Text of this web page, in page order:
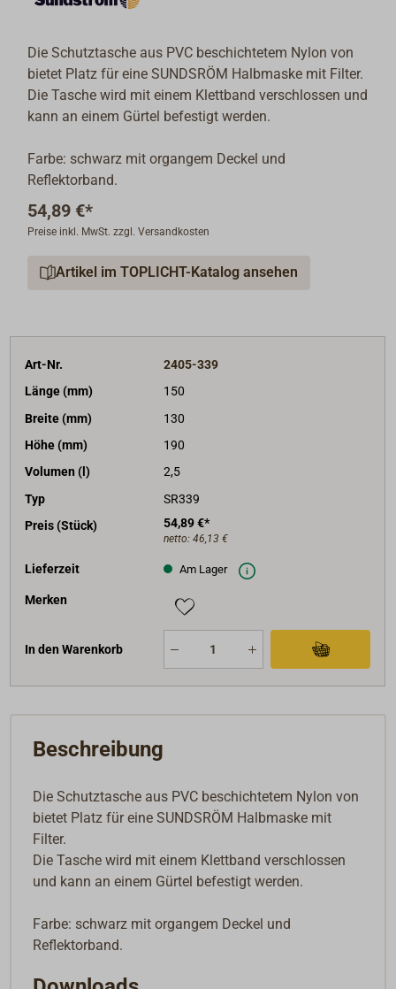
Die Schutztasche aus PVC beschichtetem Nylon von
bietet Platz für eine SUNDSRÖM Halbmaske mit Filter.
Die Tasche wird mit einem Klettband verschlossen und
kann an einem Gürtel befestigt werden.
Farbe: schwarz mit organgem Deckel und
Reflektorband.
54,89 €*
Preise inkl. MwSt. zzgl. Versandkosten
Artikel im TOPLICHT-Katalog ansehen
Art-Nr.
2405-339
Länge (mm)
150
Breite (mm)
130
Höhe (mm)
190
Volumen (l)
2,5
Typ
SR339
Preis (Stück)
54,89 €*
netto: 46,13 €
Lieferzeit Am Lager
Merken
In den Warenkorb
Beschreibung
Die Schutztasche aus PVC beschichtetem Nylon von
bietet Platz für eine SUNDSRÖM Halbmaske mit
Filter.
Die Tasche wird mit einem Klettband verschlossen
und kann an einem Gürtel befestigt werden.
Farbe: schwarz mit organgem Deckel und
Reflektorband.